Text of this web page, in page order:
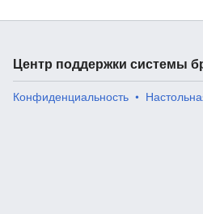
Центр поддержки системы
Конфиденциальность